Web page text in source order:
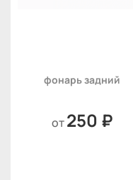
фонарь задний
от250 ₽